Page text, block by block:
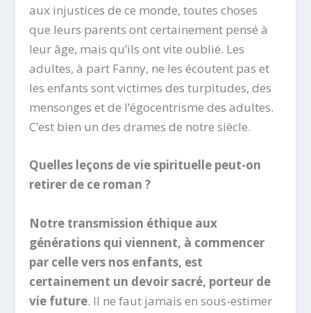
aux injustices de ce monde, toutes choses
que leurs parents ont certainement pensé à
leur âge, mais qu’ils ont vite oublié. Les
adultes, à part Fanny, ne les écoutent pas et
les enfants sont victimes des turpitudes, des
mensonges et de l’égocentrisme des adultes.
C’est bien un des drames de notre siècle.
Quelles leçons de vie spirituelle peut-on
retirer de ce roman ?
Notre transmission éthique aux
générations qui viennent, à commencer
par celle vers nos enfants, est
certainement un devoir sacré, porteur de
vie future. Il ne faut jamais en sous-estimer